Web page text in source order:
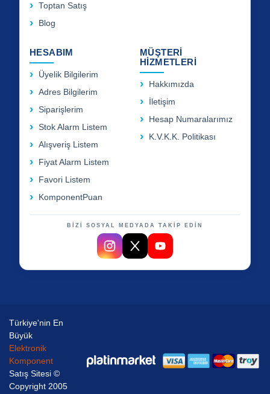
Toptan Satış
Blog
HESABIM
Üyelik Bilgilerim
Adres Bilgilerim
Siparişlerim
Stok Alarm Listem
Alışveriş Listem
Fiyat Alarm Listem
Favori Listem
KomponentPuan
MÜŞTERİ
HİZMETLERİ
Hakkımızda
İletişim
Hesap Numaralarımız
K.V.K.K. Politikası
BİZİ SOSYAL MEDYADA TAKİP EDİN
Türkiye'nin En
Büyük
Elektronik
Komponent
Satış Sitesi ©
Copyright 2005